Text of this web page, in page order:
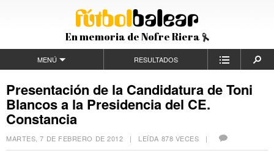
En memoria de Nofre Riera
MENÚ RESULTADOS
Presentación de la Candidatura de Toni
Blancos a la Presidencia del CE.
Constancia
MARTES, 7 DE FEBRERO DE 2012 | LEÍDA 878 VECES |